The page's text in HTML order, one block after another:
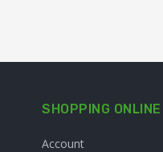
SHOPPING ONLINE
Account